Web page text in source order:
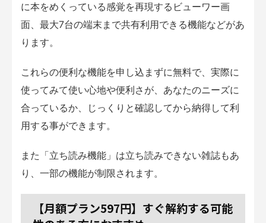
に本をめくっている感覚を再現するビューワー画
面、最大7台の端末まで共有利用できる機能などがあ
ります。
これらの便利な機能を申し込まずに無料で、実際に
使ってみて使い心地や便利さが、あなたのニーズに
合っているか、じっくりと確認してから納得して利
用する事ができます。
また「立ち読み機能」は立ち読みできない雑誌もあ
り、一部の機能が制限されます。
【月額プラン597円】すぐ解約する可能